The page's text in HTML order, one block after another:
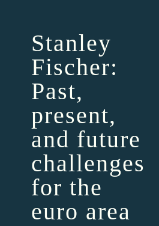
Stanley
Fischer:
Past,
present,
and future
challenges
for the
euro area